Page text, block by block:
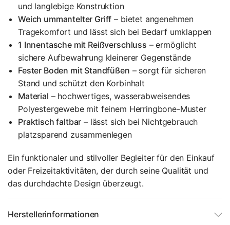
und langlebige Konstruktion
Weich ummantelter Griff – bietet angenehmen
Tragekomfort und lässt sich bei Bedarf umklappen
1 Innentasche mit Reißverschluss – ermöglicht
sichere Aufbewahrung kleinerer Gegenstände
Fester Boden mit Standfüßen – sorgt für sicheren
Stand und schützt den Korbinhalt
Material – hochwertiges, wasserabweisendes
Polyestergewebe mit feinem Herringbone-Muster
Praktisch faltbar – lässt sich bei Nichtgebrauch
platzsparend zusammenlegen
Ein funktionaler und stilvoller Begleiter für den Einkauf
oder Freizeitaktivitäten, der durch seine Qualität und
das durchdachte Design überzeugt.
Herstellerinformationen